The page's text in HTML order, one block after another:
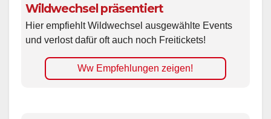
Wildwechsel präsentiert
Hier empfiehlt Wildwechsel ausgewählte Events
und verlost dafür oft auch noch Freitickets!
Ww Empfehlungen zeigen!